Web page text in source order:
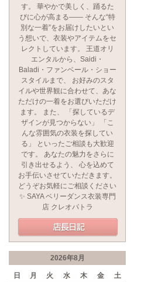
す。 華やかで美しく、踊るた
びに心が高まる―― そんな“特
別な一着”をお届けしたいとい
う想いで、衣装やアイテムをセ
レクトしています。 王道オリ
エンタルから、Saidi・
Baladi・ファンベール・ショー
スタイルまで、 お好みのスタ
イルや世界観に合わせて、あな
ただけの一着をお選びいただけ
ます。 また、 「探しているデ
ザインが見つからない」 「こ
んな雰囲気の衣装を探してい
る」 といったご相談も大歓迎
です。 あなたの魅力をさらに
引き出せるよう、 心を込めて
お手伝いさせていただきます。
どうぞお気軽にご相談ください
✨ SAYA ベリーダンス衣装専門
店 クレオパトラ
2026年8月
日 月 火 水 木 金
土